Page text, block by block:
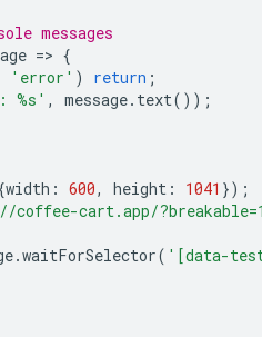
messages
=> {
'error' ) return ;
%s' , message. text());
width : 600, height : 1041 });
cart.app/
.waitForSelector( '[data-